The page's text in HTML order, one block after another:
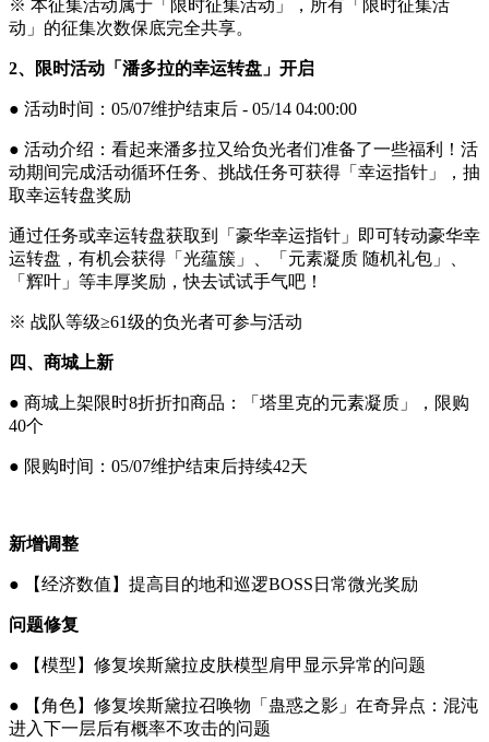
※ 本征集活动属于「限时征集活动」，所有「限时征集活
动」的征集次数保底完全共享。
2、限时活动「潘多拉的幸运转盘」开启
● 活动时间：05/07维护结束后 - 05/14 04:00:00
● 活动介绍：看起来潘多拉又给负光者们准备了一些福利！活
动期间完成活动循环任务、挑战任务可获得「幸运指针」，抽
取幸运转盘奖励
通过任务或幸运转盘获取到「豪华幸运指针」即可转动豪华幸
运转盘，有机会获得「光蕴簇」、「元素凝质 随机礼包」、
「辉叶」等丰厚奖励，快去试试手气吧！
※ 战队等级≥61级的负光者可参与活动
四、商城上新
● 商城上架限时8折折扣商品：「塔里克的元素凝质」，限购
40个
● 限购时间：05/07维护结束后持续42天
新增调整
● 【经济数值】提高目的地和巡逻BOSS日常微光奖励
问题修复
● 【模型】修复埃斯黛拉皮肤模型肩甲显示异常的问题
● 【角色】修复埃斯黛拉召唤物「蛊惑之影」在奇异点：混沌
进入下一层后有概率不攻击的问题